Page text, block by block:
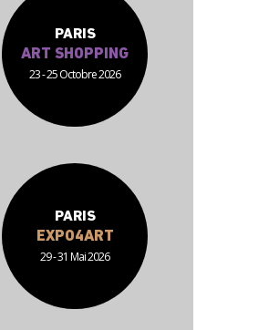
PARIS
ART SHOPPING
23 - 25 Octobre 2026
PARIS
EXPO4ART
29 - 31 Mai 2026